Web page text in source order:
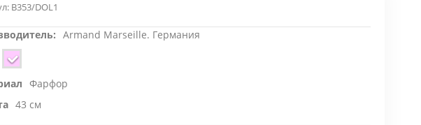
B353/DOL1
Armand Marseille. Германия
Фарфор
43 см